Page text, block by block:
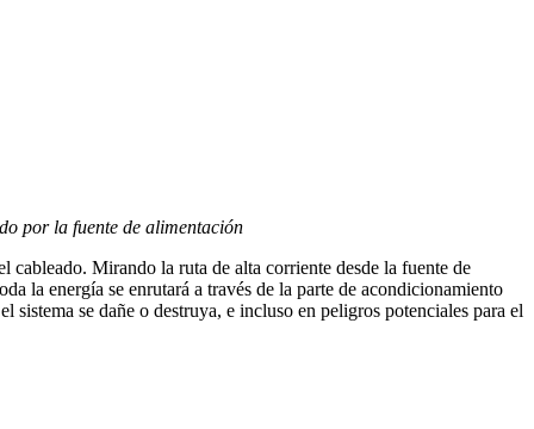
por la fuente de alimentación
cableado. Mirando la ruta de alta corriente desde la fuente de
la energía se enrutará a través de la parte de acondicionamiento
se dañe o destruya, e incluso en peligros potenciales para el